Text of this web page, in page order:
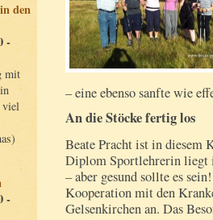
den
-
mit
viel
-
– eine ebenso sanfte wie
An die Stöcke fertig los
Beate Pracht ist in diesem
Diplom Sportlehrerin liegt
– aber gesund sollte es
Kooperation mit den
Gelsenkirchen an. Das